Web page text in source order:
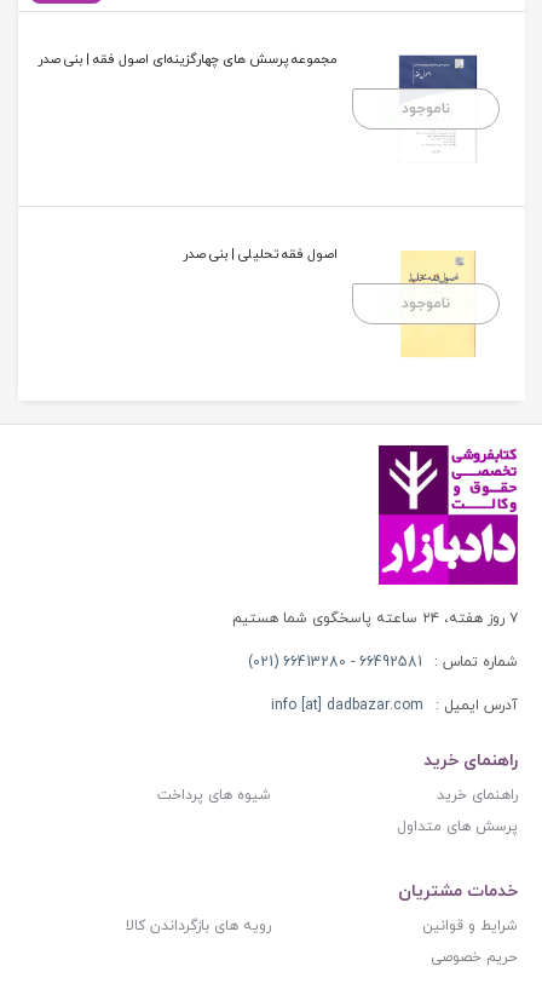
ناموجود
مجموعه پرسش های چهارگزینه‌ای اصول فقه | بنی صدر
ناموجود
اصول فقه تحلیلی | بنی صدر
۷ روز هفته، ۲۴ ساعته پاسخگوی شما هستیم
شماره تماس : 66492581 - 66413280 (021)
آدرس ایمیل : info [at] dadbazar.com
راهنمای خرید
راهنمای خرید
شیوه های پرداخت
پرسش های متداول
خدمات مشتریان
شرایط و قوانین
رویه های بازگرداندن کالا
حریم خصوصی